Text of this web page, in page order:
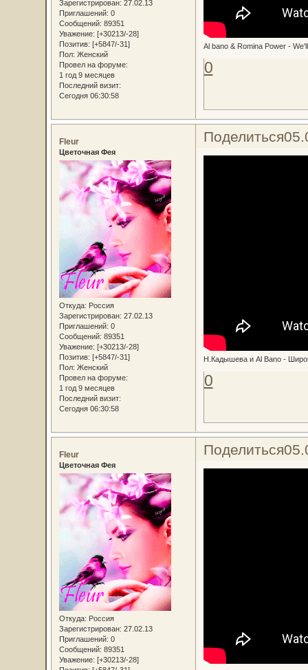
Зарегистрирован: 27.02.13
Приглашений: 0
Сообщений: 89351
Уважение: [+30213/-28]
Позитив: [+5847/-31]
Пол: Женский
Провел на форуме:
1 год 9 месяцев
Последний визит:
Сегодня 06:30:58
Al bano & Romina Power -
0
Поделиться
Fleur
Цветочная Фея
Откуда: Россия
Зарегистрирован: 27.02.13
Приглашений: 0
Сообщений: 89351
Уважение: [+30213/-28]
Позитив: [+5847/-31]
Пол: Женский
Провел на форуме:
1 год 9 месяцев
Последний визит:
Сегодня 06:30:58
Н.Кадышева и Аl Bano -
0
Поделиться
Fleur
Цветочная Фея
Откуда: Россия
Зарегистрирован: 27.02.13
Приглашений: 0
Сообщений: 89351
Уважение: [+30213/-28]